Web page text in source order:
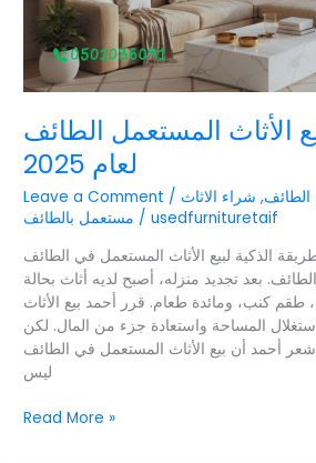
الأثاث المستعمل الطائف
لعام 2025
Leave a Comment / الطائف, شراء الاثاث
مستعمل بالطائف /usedfurnituretaif
الذكية لبيع الأثاث المستعمل في الطائف
بعد تجديد منزله، أصبح لديه أثاث بحالة
كنب، ومائدة طعام. قرر أحمد بيع الأثاث
المساحة واستعادة جزء من المال. لكن
أحمد أن بيع الأثاث المستعمل في الطائف
ليس
Read More »